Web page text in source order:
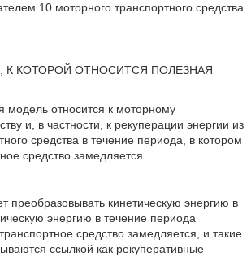
10 моторного транспортного средства
К КОТОРОЙ ОТНОСИТСЯ ПОЛЕЗНАЯ
модель относится к моторному
и, в частности, к рекуперации энергии из
средства в течение периода, в котором
средство замедляется.
преобразовывать кинетическую энергию в
энергию в течение периода
средство замедляется, и такие
ссылкой как рекуперативные